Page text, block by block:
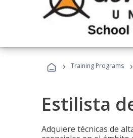
› Training Programs ›
Estilista
Adquiere técnicas de